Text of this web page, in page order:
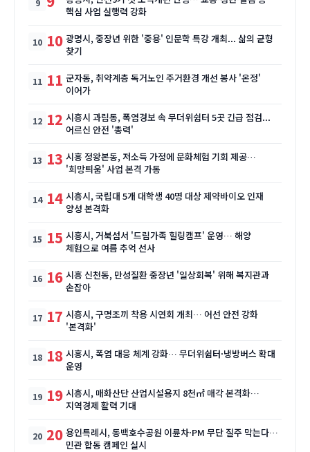
핵심 사업 실행력 강화
10 광명시, 중장년 위한 '중용' 인문학 특강 개최... 삶의 균형
찾기
11 군자동, 취약계층 독거노인 주거환경 개선 봉사 '온정'
이어가
12 시흥시 과림동, 폭염경보 속 무더위쉼터 5곳 긴급 점검...
어르신 안전 '총력'
13 시흥 정왕본동, 저소득 가정에 문화체험 기회 제공…
'희망틔움' 사업 본격 가동
14 시흥시, 국립대 5개 대학생 40명 대상 제약바이오 인재
양성 본격화
15 시흥시, 거북섬서 '드림가족 힐링캠프' 운영… 해양
체험으로 여름 추억 선사
16 시흥 신천동, 만성질환 중장년 '일상회복' 위해 복지관과
손잡아
17 시흥시, 구명조끼 착용 시연회 개최… 어선 안전 강화
'본격화'
18 시흥시, 폭염 대응 체계 강화… 무더위쉼터·냉방버스 확대
운영
19 시흥시, 매화산단 산업시설용지 8천㎡ 매각 본격화…
지역경제 활력 기대
20 용인특례시, 동백호수공원 이륜차·PM 무단 질주 막는다…
민관 합동 캠페인 실시